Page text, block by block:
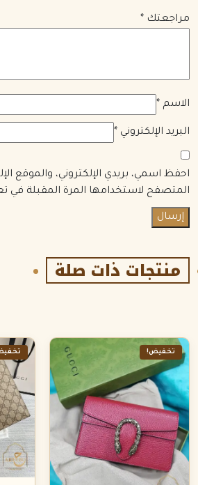
مراجعتك *
الاسم *
البريد الإلكتروني *
احفظ اسمي، بريدي الإلكتروني، والموقع
المتصفح لاستخدامها المرة المقبلة في
منتجات ذات صلة
تخفيض!